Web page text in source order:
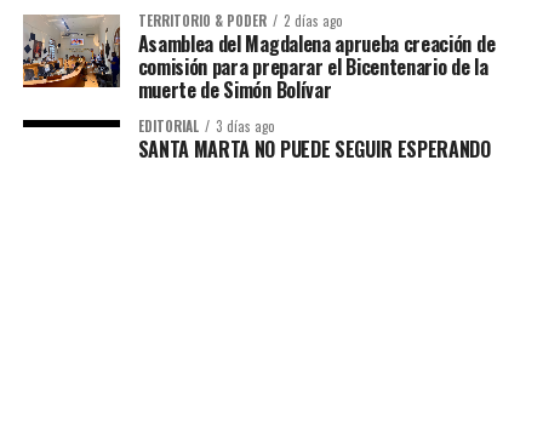
TERRITORIO & PODER 2 días ago
Asamblea del Magdalena aprueba creación de
comisión para preparar el Bicentenario de la
muerte de Simón Bolívar
EDITORIAL 3 días ago
SANTA MARTA NO PUEDE SEGUIR ESPERANDO